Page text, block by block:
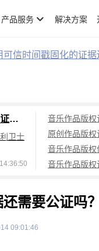
产品服务 解决方案
可信时间戳固化的证据
小红书可信时间戳权利卫士取证教程
卫士
需要公证吗？
09:01:46